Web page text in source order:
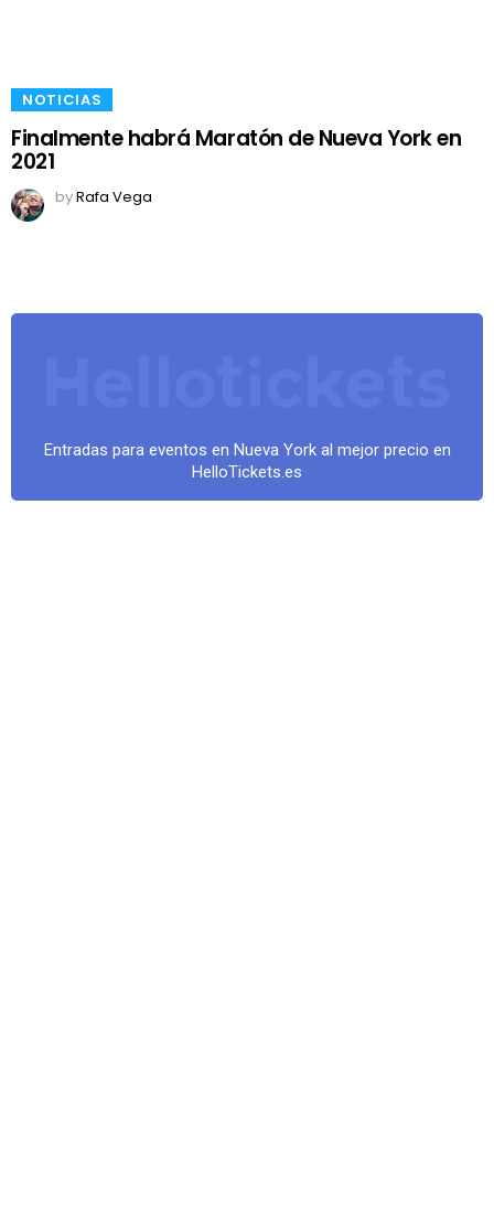
NOTICIAS
Finalmente habrá Maratón de Nueva York en
2021
byRafa Vega
Entradas para eventos en Nueva York al mejor precio en
HelloTickets.es